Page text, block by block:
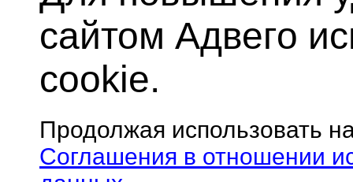
сайтом Адвего
cookie.
Продолжая использовать
Соглашения в отношении